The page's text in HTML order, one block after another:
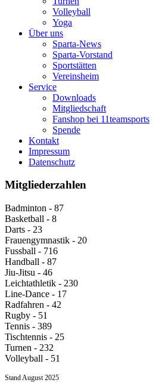
Volleyball
Yoga
Über uns
Sparta-News
Sparta-Vorstand
Sportstätten
Vereinsheim
Service
Downloads
Mitgliedschaft
Fanshop bei 11teamsports
Spende
Kontakt
Impressum
Datenschutz
Mitgliederzahlen
Badminton - 87
Basketball - 8
Darts - 23
Frauengymnastik - 20
Fussball - 716
Handball - 87
Jiu-Jitsu - 46
Leichtathletik - 230
Line-Dance - 17
Radfahren - 42
Rugby - 51
Tennis - 389
Tischtennis - 25
Turnen - 232
Volleyball - 51
Stand August 2025